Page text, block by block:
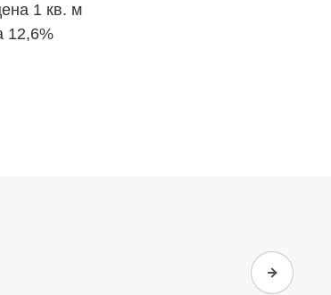
1 кв. м
12,6%